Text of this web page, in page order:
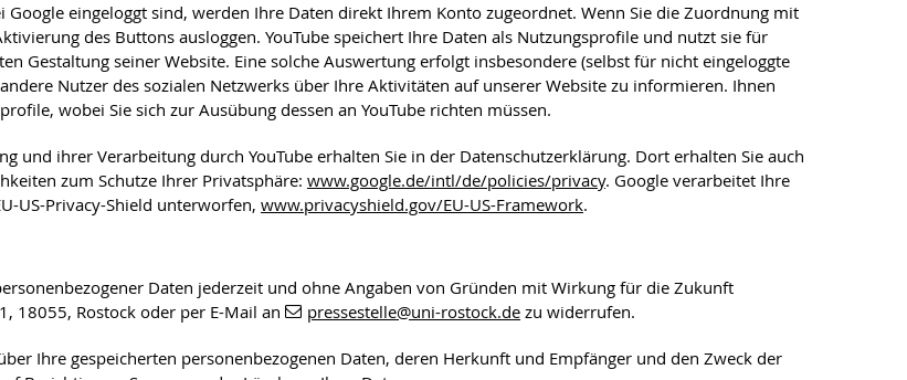
eingeloggt sind, werden Ihre Daten direkt Ihrem Konto zugeordnet. Wenn Sie die Zuordnung mit
des Buttons ausloggen. YouTube speichert Ihre Daten als Nutzungsprofile und nutzt sie für
Gestaltung seiner Website. Eine solche Auswertung erfolgt insbesondere (selbst für nicht eingeloggte
Nutzer des sozialen Netzwerks über Ihre Aktivitäten auf unserer Website zu informieren. Ihnen
wobei Sie sich zur Ausübung dessen an YouTube richten müssen.
und ihrer Verarbeitung durch YouTube erhalten Sie in der Datenschutzerklärung. Dort erhalten Sie auch
zum Schutze Ihrer Privatsphäre: www.google.de/intl/de/policies/privacy. Google verarbeitet Ihre
US-Privacy-Shield unterworfen, www.privacyshield.gov/EU-US-Framework.
Daten jederzeit und ohne Angaben von Gründen mit Wirkung für die Zukunft
18055, Rostock oder per E-Mail an
pressestelle@uni-rostock.de zu widerrufen.
Ihre gespeicherten personenbezogenen Daten, deren Herkunft und Empfänger und den Zweck der